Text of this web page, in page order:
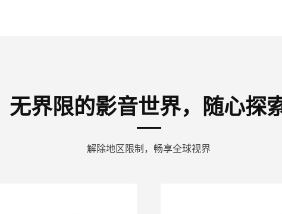
无界限的影音世界，随心探
解除地区限制，畅享全球视界